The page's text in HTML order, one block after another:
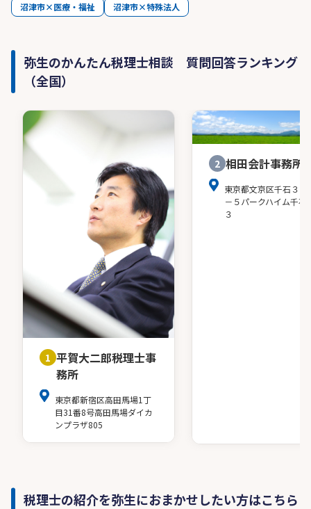
沼津市×医療・福祉
沼津市×特殊法人
弥生のかんたん税理士相談 質問回答ランキング
（全国）
1 平賀大二郎税理士事
務所
東京都新宿区高田馬場1丁
目31番8号高田馬場ダイカ
ンプラザ805
2 相田会計事務所
東京都文京区千石３－
－５パークハイム千石
３
税理士の紹介を弥生におまかせしたい方はこちら